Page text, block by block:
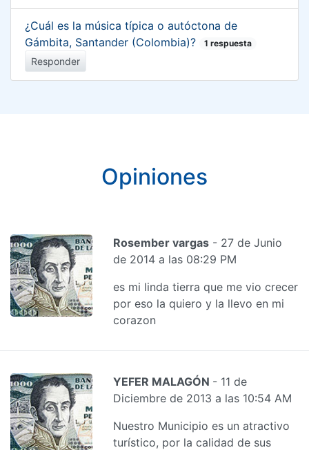
¿Cuál es la música típica o autóctona de
Gámbita, Santander (Colombia)?
1 respuesta
Responder
Opiniones
Rosember vargas - 27 de Junio
de 2014 a las 08:29 PM
es mi linda tierra que me vio crecer
por eso la quiero y la llevo en mi
corazon
YEFER MALAGÓN - 11 de
Diciembre de 2013 a las 10:54 AM
Nuestro Municipio es un atractivo
turístico, por la calidad de sus